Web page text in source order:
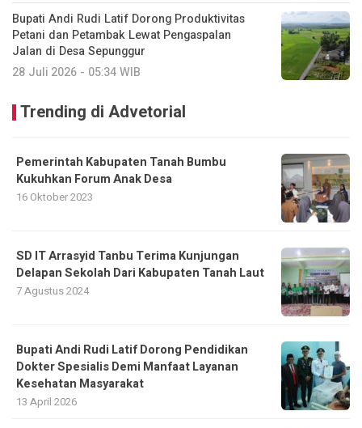
Bupati Andi Rudi Latif Dorong Produktivitas
Petani dan Petambak Lewat Pengaspalan
Jalan di Desa Sepunggur
28 Juli 2026 - 05:34 WIB
Trending di Advetorial
Pemerintah Kabupaten Tanah Bumbu
Kukuhkan Forum Anak Desa
16 Oktober 2023
SD IT Arrasyid Tanbu Terima Kunjungan
Delapan Sekolah Dari Kabupaten Tanah Laut
7 Agustus 2024
Bupati Andi Rudi Latif Dorong Pendidikan
Dokter Spesialis Demi Manfaat Layanan
Kesehatan Masyarakat
13 April 2026